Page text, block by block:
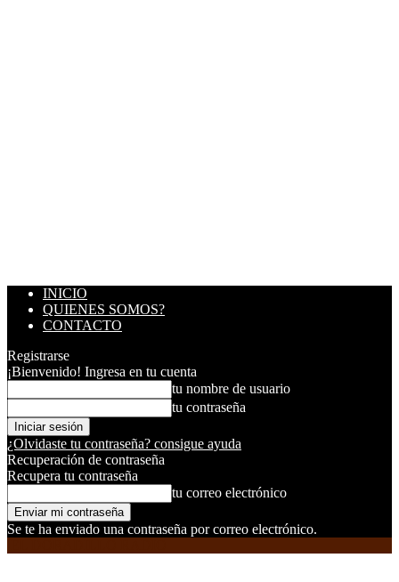
INICIO
QUIENES SOMOS?
CONTACTO
Registrarse
¡Bienvenido! Ingresa en tu cuenta
tu nombre de usuario
tu contraseña
¿Olvidaste tu contraseña? consigue ayuda
Recuperación de contraseña
Recupera tu contraseña
tu correo electrónico
Se te ha enviado una contraseña por correo electrónico.